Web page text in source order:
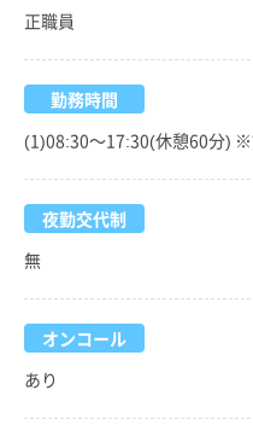
正職員
勤務時間
(1)08:30～17:30(休憩60分)
夜勤交代制
無
オンコール
あり